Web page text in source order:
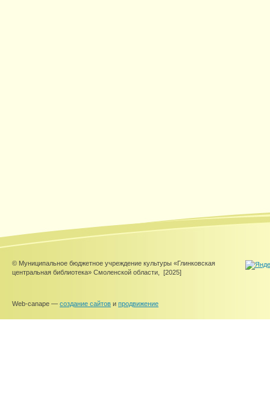
© Муниципальное бюджетное учреждение культуры «Глинковская
центральная библиотека» Смоленской области,
[2025]
Web-canape — создание сайтов и продвижение